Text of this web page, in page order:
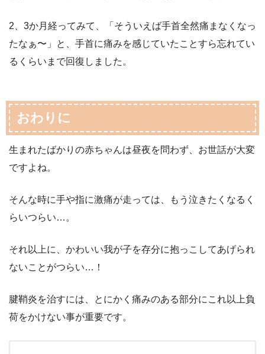
2、3か月経ってみて、「そういえば手首全然痛まなくなっ
たなぁ〜」と、手首に痛みを感じていたことすら忘れてい
るくらいまで回復しました。
おわりに
生まれたばかりの赤ちゃんは昼夜を問わず、お世話が大変
ですよね。
そんな時に手や指に激痛が走っては、もう泣きたくなるく
らいつらい…。
それ以上に、かわいい我が子を存分に抱っこしてあげられ
ないことがつらい…！
腱鞘炎を治すには、とにかく痛みのある部分にこれ以上負
荷をかけない事が重要です。